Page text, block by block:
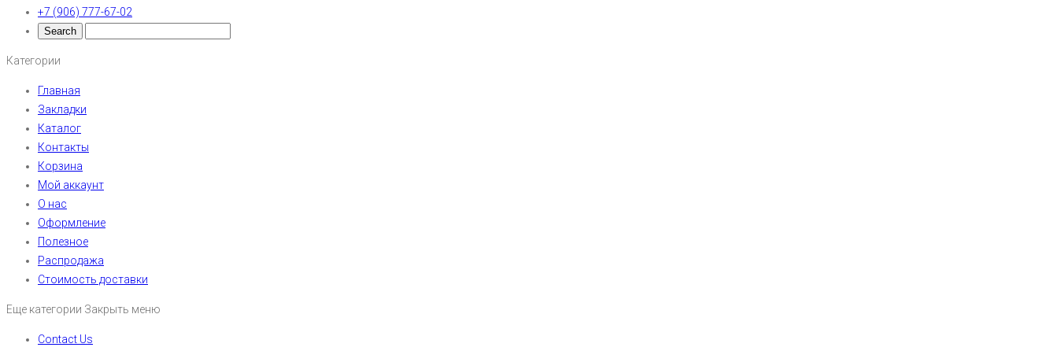
+7 (906) 777-67-02
Категории
Главная
Закладки
Каталог
Контакты
Корзина
Мой аккаунт
О нас
Оформление
Полезное
Распродажа
Стоимость доставки
Еще категории Закрыть меню
Contact Us